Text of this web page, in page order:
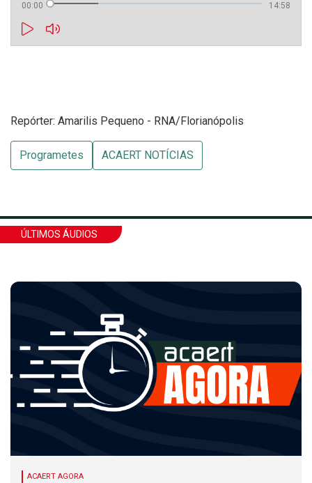
00:00 14:58
Repórter: Amarilis Pequeno - RNA/Florianópolis
Programetes ACAERT NOTÍCIAS
ÚLTIMOS ÁUDIOS
ACAERT AGORA